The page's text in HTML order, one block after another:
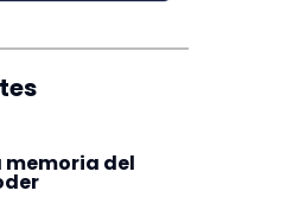
memoria del